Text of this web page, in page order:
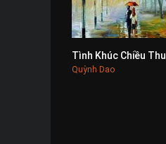
0
Tình Khúc Chiều Thu
Quỳnh Dao